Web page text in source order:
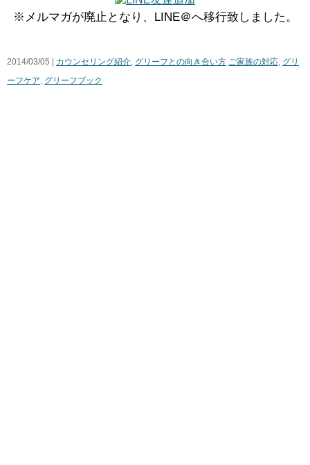
※メルマガが廃止となり、LINE＠へ移行致しました。
2014/03/05 | カウンセリング紹介, グリーフとの向き合い方 ご家族の対応, グリ
ーフケア, グリーフブック